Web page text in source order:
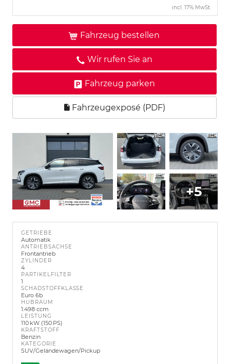
incl. 17% MwSt.
Fahrzeug bestellen
Wir rufen Sie an
Fahrzeug parken
Fahrzeugexposé (PDF)
+5
GETRIEBE
Automatik
ANTRIEBSACHSE
Frontantrieb
ZYLINDER
4
PARTIKELFILTER
1
SCHADSTOFFKLASSE
Euro 6b
HUBRAUM
1.498 ccm
LEISTUNG
110 kW (150 PS)
KRAFTSTOFF
Benzin
KATEGORIE
SUV/Geländewagen/Pickup